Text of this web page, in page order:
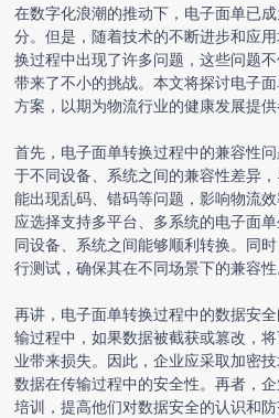
在数字化浪潮的推动下，电子面单已
分。但是，随着技术的不断进步和应用
换过程中出现了许多问题，这些问题
带来了不小的挑战。本文将探讨电子
方案，以期为物流行业的健康发展提供
首先， 电子面单转换过程中的兼容性
于不同设备、系统之间的兼容性差异
能出现乱码、错码等问题，影响物流
应选择支持多平台、多系统的电子面
同设备、系统之间能够顺利转换。同
行测试，确保其在不同场景下的兼容性
再讲， 电子面单转换过程中的数据安
输过程中，如果数据被截获或篡改，
业带来损失。因此，企业应采取加密
数据在传输过程中的安全性。再者，
培训，提高他们对数据安全的认识和防